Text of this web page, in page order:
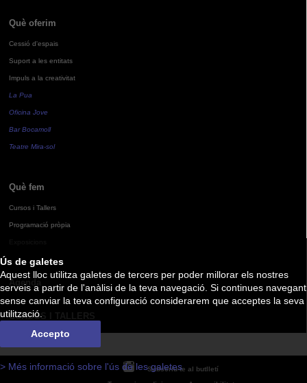
Ús de galetes
Aquest lloc utilitza galetes de tercers per poder millorar els nostres
serveis a partir de l'anàlisi de la teva navegació. Si continues navegant
sense canviar la teva configuració considerarem que acceptes la seva
utilització.
Accepto
> Més informació sobre l'ús de les galetes
Què oferim
Cessió d'espais
Suport a les entitats
Impuls a la creativitat
La Pua
Oficina Jove
Bar Bocamoll
Teatre Mira-sol
Què fem
Cursos i Tallers
Programació pròpia
Agenda
CURSOS I TALLERS
Subscriu-te al butlletí